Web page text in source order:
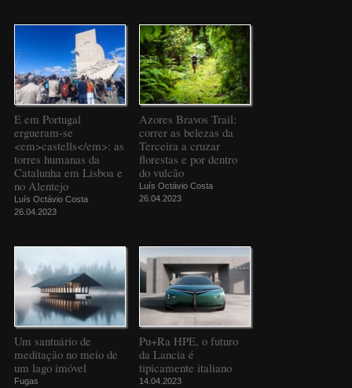
E em Portugal
ergueram-se
<em>castells</em>: as
torres humanas da
Catalunha em Lisboa e
no Alentejo
Luís Octávio Costa
26.04.2023
Azores Bravos Trail:
correr as belezas da
Terceira a cruzar
florestas e por dentro
do vulcão
Luís Octávio Costa
26.04.2023
Um santuário de
meditação no meio de
um lago imóvel
Fugas
Pu+Ra HPE, o futuro
da Lancia é
tipicamente italiano
14.04.2023